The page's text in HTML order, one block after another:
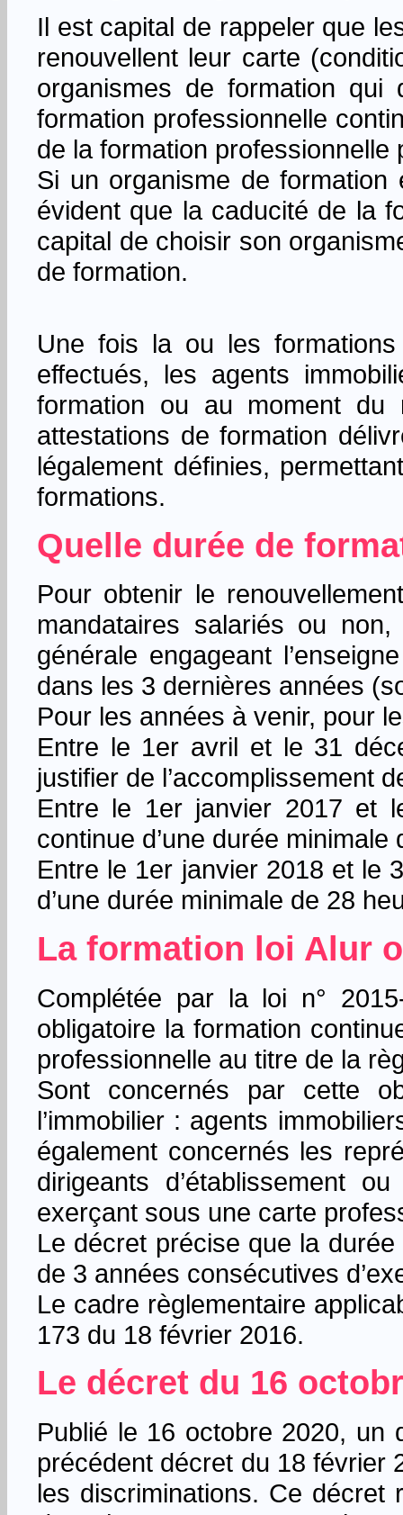
Il est capital de rappeler que
renouvellent leur carte
organismes de formation qui
formation professionnelle
de la formation professionnelle
Si un organisme de formation
évident que la caducité de la
capital de choisir son
de formation.
Une fois la ou les
effectués, les agents
formation ou au moment
attestations de formation
légalement définies,
formations.
Quelle durée de
Pour obtenir le
mandataires salariés ou
générale engageant
dans les 3 dernières années
Pour les années à venir, pour
Entre le 1er avril et le 31
justifier de l’accomplissement
Entre le 1er janvier 2017 et
continue d’une durée minimale
Entre le 1er janvier 2018 et le
d’une durée minimale de 28
La formation loi Alur
Complétée par la loi n°
obligatoire la formation
professionnelle au titre de la
Sont concernés par cette
l’immobilier : agents
également concernés les
dirigeants d’établissement
exerçant sous une carte
Le décret précise que la
de 3 années consécutives
Le cadre règlementaire
173 du 18 février 2016.
Le décret du 16
Publié le 16 octobre 2020, un
précédent décret du 18 février
les discriminations. Ce